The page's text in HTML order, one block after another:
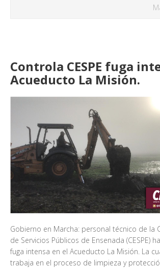
Controla CESPE fuga
Acueducto La Misión.
Gobierno en Marcha: personal técnico de la
de Servicios Públicos de Ensenada (CESPE)
fuga intensa en el Acueducto La Misión. La
trabaja en el proceso de limpieza y